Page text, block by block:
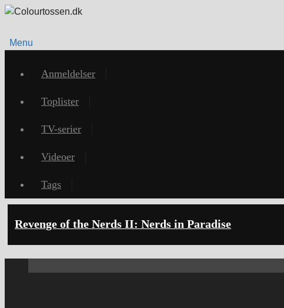
Menu
Anmeldelser
Toplister
TV-serier
Videoer
Tags
Tag-arkiv:Courtney Thorne-Smith
Revenge of the Nerds II: Nerds in Paradise